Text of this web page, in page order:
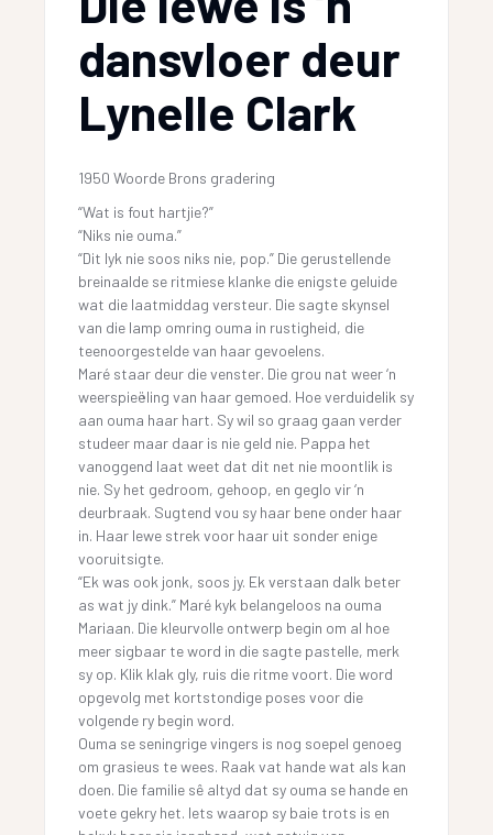
dansvloer deur
Lynelle Clark
1950 Woorde Brons gradering
“Wat is fout hartjie?”
“Niks nie ouma.”
“Dit lyk nie soos niks nie, pop.” Die gerustellende
breinaalde se ritmiese klanke die enigste geluide
wat die laatmiddag versteur. Die sagte skynsel
van die lamp omring ouma in rustigheid, die
teenoorgestelde van haar gevoelens.
Maré staar deur die venster. Die grou nat weer ‘n
weerspieëling van haar gemoed. Hoe verduidelik sy
aan ouma haar hart. Sy wil so graag gaan verder
studeer maar daar is nie geld nie. Pappa het
vanoggend laat weet dat dit net nie moontlik is
nie. Sy het gedroom, gehoop, en geglo vir ‘n
deurbraak. Sugtend vou sy haar bene onder haar
in. Haar lewe strek voor haar uit sonder enige
vooruitsigte.
“Ek was ook jonk, soos jy. Ek verstaan dalk beter
as wat jy dink.” Maré kyk belangeloos na ouma
Mariaan. Die kleurvolle ontwerp begin om al hoe
meer sigbaar te word in die sagte pastelle, merk
sy op. Klik klak gly, ruis die ritme voort. Die word
opgevolg met kortstondige poses voor die
volgende ry begin word.
Ouma se seningrige vingers is nog soepel genoeg
om grasieus te wees. Raak vat hande wat als kan
doen. Die familie sê altyd dat sy ouma se hande en
voete gekry het. Iets waarop sy baie trots is en